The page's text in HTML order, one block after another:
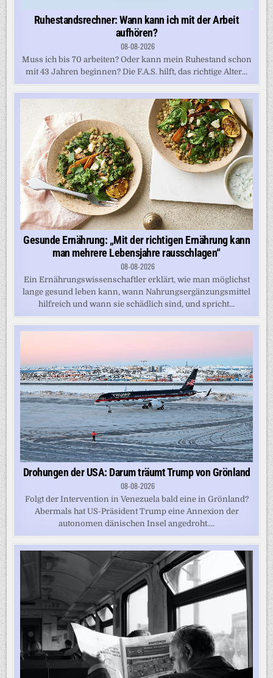
Ruhestandsrechner: Wann kann ich mit der Arbeit
aufhören?
08-08-2026
Muss ich bis 70 arbeiten? Oder kann mein Ruhestand schon
mit 43 Jahren beginnen? Die F.A.S. hilft, das richtige Alter...
Gesunde Ernährung: „Mit der richtigen Ernährung kann
man mehrere Lebensjahre rausschlagen“
08-08-2026
Ein Ernährungswissenschaftler erklärt, wie man möglichst
lange gesund leben kann, wann Nahrungsergänzungsmittel
hilfreich und wann sie schädlich sind, und spricht...
Drohungen der USA: Darum träumt Trump von Grönland
08-08-2026
Folgt der Intervention in Venezuela bald eine in Grönland?
Abermals hat US-Präsident Trump eine Annexion der
autonomen dänischen Insel angedroht....